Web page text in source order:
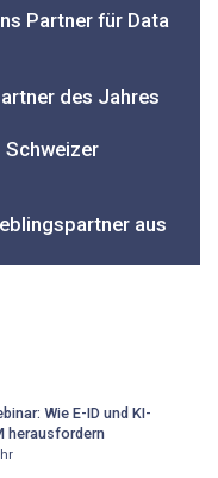
Partner für Data
des Jahres
aus
Wie E-ID und KI-
herausfordern